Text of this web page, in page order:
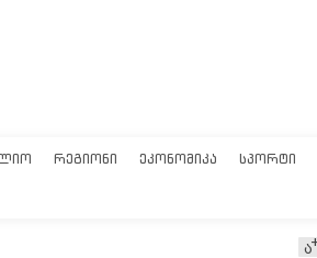
ᲠᲔᲒᲘᲝᲜᲘ ᲔᲙᲝᲜᲝᲛᲘᲙᲐ ᲡᲞᲝᲠᲢᲘ
ა